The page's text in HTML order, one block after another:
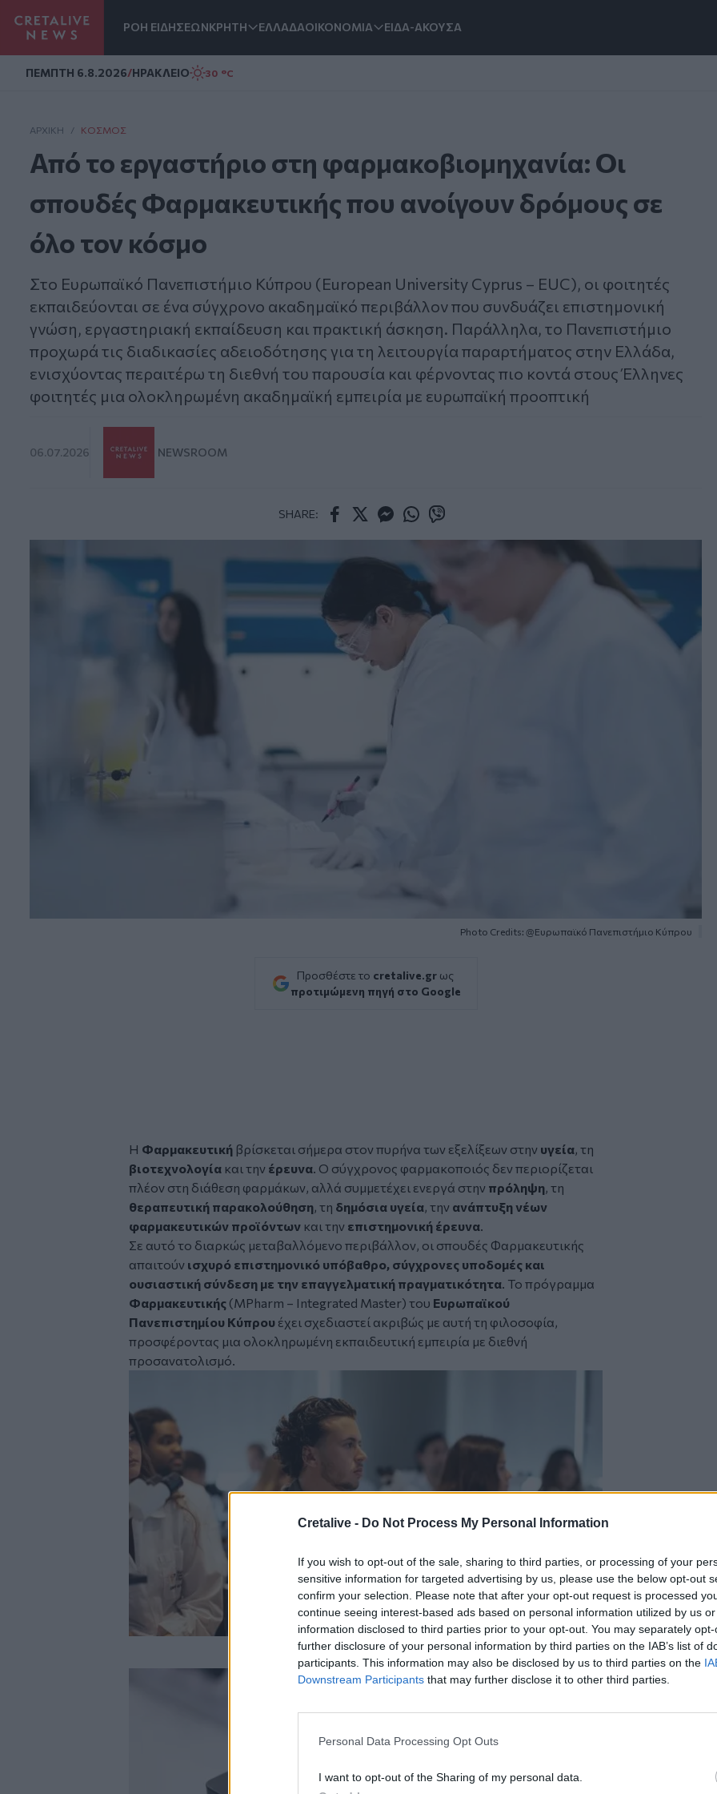
Cretalive - Do Not Process My Personal Information
If you wish to opt-out of the sale, sharing to third parties, or processing of your
sensitive information for targeted advertising by us, please use the below opt-out
confirm your selection. Please note that after your opt-out request is processed
continue seeing interest-based ads based on personal information utilized by us
information disclosed to third parties prior to your opt-out. You may separately
further disclosure of your personal information by third parties on the IAB’s list of
participants. This information may also be disclosed by us to third parties on the
Downstream Participants that may further disclose it to other third parties.
Personal Data Processing Opt Outs
I want to opt-out of the Sharing of my personal data.
ΡΟΗ ΕΙΔΗΣΕΩΝΚΡΗΤΗ ΕΛΛΑΔΑΟΙΚΟΝΟΜΙΑ ΕΙΔΑ-ΑΚΟΥΣΑ
ΠΕΜΠΤΗ 6.8.2026/ΗΡΑΚΛΕΙΟ 30 °C
ΑΡΧΙΚΗ / ΚΌΣΜΟΣ
Από το εργαστήριο στη φαρμακοβιομηχανία: Οι
σπουδές Φαρμακευτικής που ανοίγουν δρόμους σε
όλο τον κόσμο
Στο Ευρωπαϊκό Πανεπιστήμιο Κύπρου (European University Cyprus – EUC), οι φοιτητές
εκπαιδεύονται σε ένα σύγχρονο ακαδημαϊκό περιβάλλον που συνδυάζει επιστημονική
γνώση, εργαστηριακή εκπαίδευση και πρακτική άσκηση. Παράλληλα, το Πανεπιστήμιο
προχωρά τις διαδικασίες αδειοδότησης για τη λειτουργία παραρτήματος στην Ελλάδα,
ενισχύοντας περαιτέρω τη διεθνή του παρουσία και φέρνοντας πιο κοντά στους Έλληνες
φοιτητές μια ολοκληρωμένη ακαδημαϊκή εμπειρία με ευρωπαϊκή προοπτική
06.07.2026 NEWSROOM
SHARE:
Photo Credits: @Ευρωπαϊκό Πανεπιστήμιο Κύπρου
Προσθέστε το cretalive.gr ως
προτιμώμενη πηγή στο Google
Η Φαρμακευτική βρίσκεται σήμερα στον πυρήνα των εξελίξεων στην υγεία, τη
βιοτεχνολογία και την έρευνα. Ο σύγχρονος φαρμακοποιός δεν περιορίζεται
πλέον στη διάθεση φαρμάκων, αλλά συμμετέχει ενεργά στην πρόληψη, τη
θεραπευτική παρακολούθηση, τη δημόσια υγεία, την ανάπτυξη νέων
φαρμακευτικών προϊόντων και την επιστημονική έρευνα.
Σε αυτό το διαρκώς μεταβαλλόμενο περιβάλλον, οι σπουδές Φαρμακευτικής
απαιτούν ισχυρό επιστημονικό υπόβαθρο, σύγχρονες υποδομές και
ουσιαστική σύνδεση με την επαγγελματική πραγματικότητα. Το πρόγραμμα
Φαρμακευτικής (MPharm – Integrated Master) του Ευρωπαϊκού
Πανεπιστημίου Κύπρου έχει σχεδιαστεί ακριβώς με αυτή τη φιλοσοφία,
προσφέροντας μια ολοκληρωμένη εκπαιδευτική εμπειρία με διεθνή
προσανατολισμό.
Photo Credits: @Ευρωπαϊκό Πανεπιστήμιο Κύπρου